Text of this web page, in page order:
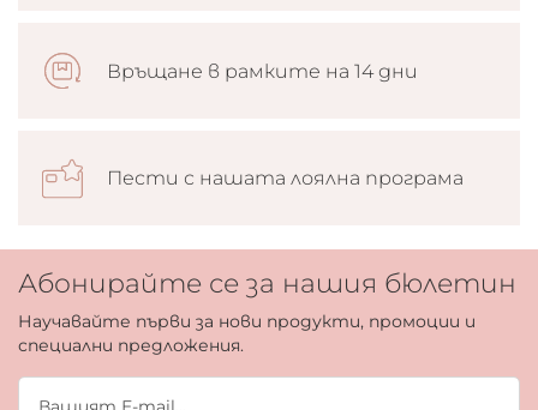
Връщане в рамките на 14 дни
Пести с нашата лоялна програма
Абонирайте се за нашия бюлетин
Научавайте първи за нови продукти, промоции и
специални предложения.